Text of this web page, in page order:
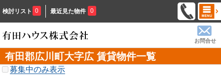
検討リスト 0 最近見た物件 0
お問合せ
有田郡広川町大字広 賃貸物件一覧
募集中のみ表示